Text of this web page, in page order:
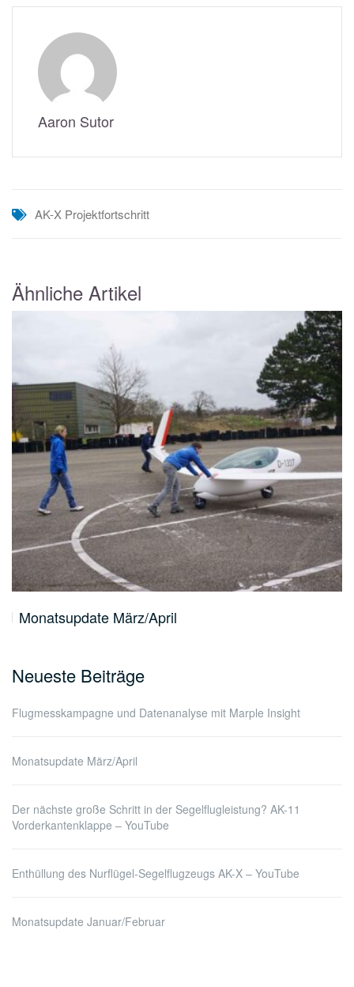
Aaron Sutor
AK-X Projektfortschritt
Ähnliche Artikel
Monatsupdate März/April
Neueste Beiträge
Flugmesskampagne und Datenanalyse mit Marple Insight
Monatsupdate März/April
Der nächste große Schritt in der Segelflugleistung? AK-11
Vorderkantenklappe – YouTube
Enthüllung des Nurflügel-Segelflugzeugs AK-X – YouTube
Monatsupdate Januar/Februar